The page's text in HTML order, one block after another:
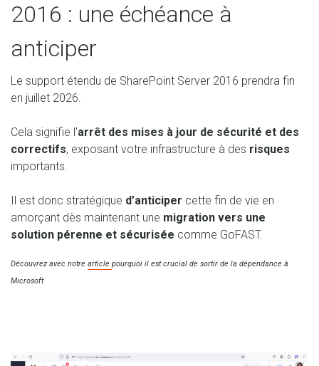
2016 : une échéance à
anticiper
Le support étendu de SharePoint Server 2016 prendra fin
en juillet 2026.
Cela signifie l’arrêt des mises à jour de sécurité et des
correctifs, exposant votre infrastructure à des risques
importants.
Il est donc stratégique d’anticiper cette fin de vie en
amorçant dès maintenant une migration vers une
solution pérenne et sécurisée comme GoFAST.
Découvrez avec notre article pourquoi il est crucial de sortir de la dépendance à
Microsoft